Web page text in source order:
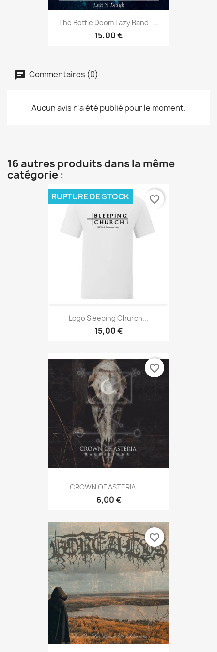
The Bottle Doom Lazy Band -...
15,00 €
Commentaires (0)
Aucun avis n'a été publié pour le moment.
16 autres produits dans la même
catégorie :
Logo Sleeping Church...
15,00 €
RUPTURE DE STOCK favorite_border
CROWN OF ASTERIA _...
6,00 €
favorite_border
favorite_border